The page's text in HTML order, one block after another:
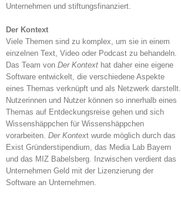
Unternehmen und stiftungsfinanziert.
Der Kontext
Viele Themen sind zu komplex, um sie in einem
einzelnen Text, Video oder Podcast zu behandeln.
Das Team von Der Kontext hat daher eine eigene
Software entwickelt, die verschiedene Aspekte
eines Themas verknüpft und als Netzwerk darstellt.
Nutzerinnen und Nutzer können so innerhalb eines
Themas auf Entdeckungsreise gehen und sich
Wissenshäppchen für Wissenshäppchen
vorarbeiten. Der Kontext wurde möglich durch das
Exist Gründerstipendium, das Media Lab Bayern
und das MIZ Babelsberg. Inzwischen verdient das
Unternehmen Geld mit der Lizenzierung der
Software an Unternehmen.